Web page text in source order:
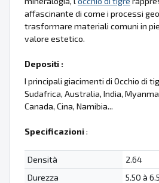
affascinante di come i processi
trasformare materiali comuni in
valore estetico.
Depositi :
I principali giacimenti di Occhio di
Sudafrica, Australia, India,
Canada, Cina, Namibia...
Specificazioni:
Densità
2.64
Durezza
5.50 à